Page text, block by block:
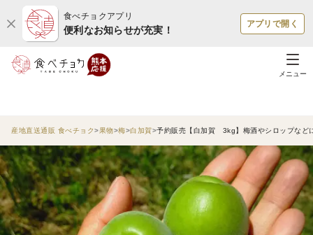
食べチョクアプリ
便利なお知らせが充実！
アプリで開く
メニュー
産地直送通販 食べチョク 果物 梅 白加賀 予約販売【白加賀 3kg】梅酒やシロップなど